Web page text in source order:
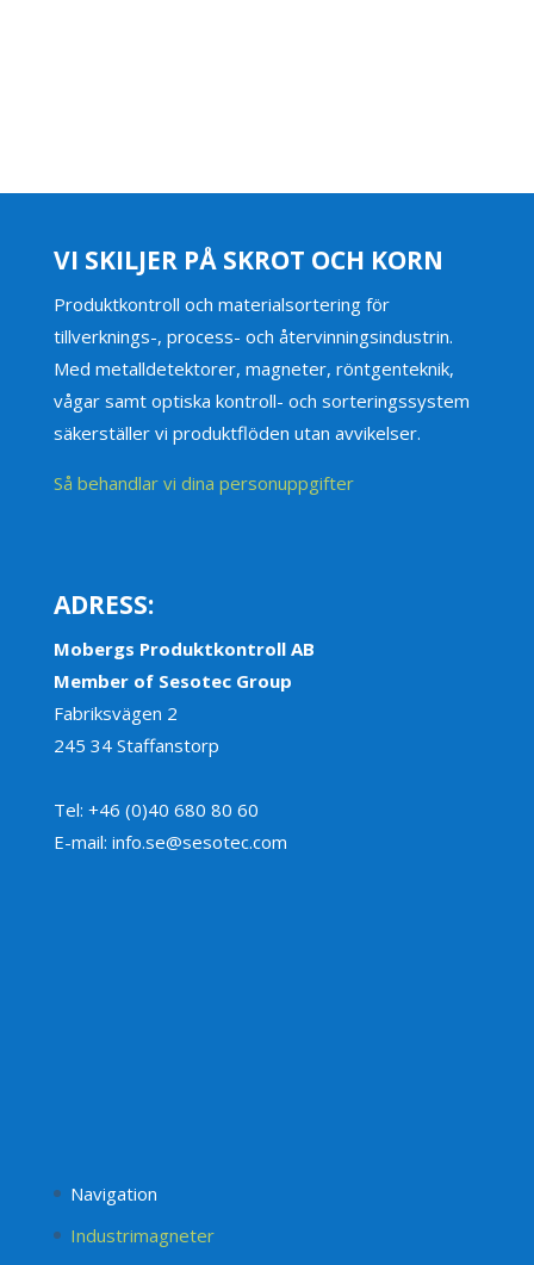
VI SKILJER PÅ SKROT OCH KORN
Produktkontroll och materialsortering för
tillverknings-, process- och återvinningsindustrin.
Med metalldetektorer, magneter, röntgenteknik,
vågar samt optiska kontroll- och sorteringssystem
säkerställer vi produktflöden utan avvikelser.
Så behandlar vi dina personuppgifter
ADRESS:
Mobergs Produktkontroll AB
Member of Sesotec Group
Fabriksvägen 2
245 34 Staffanstorp
Tel: +46 (0)40 680 80 60
E-mail: info.se@sesotec.com
Navigation
Industrimagneter